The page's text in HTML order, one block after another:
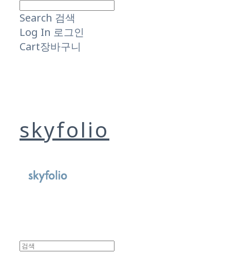
Search 검색
Log In 로그인
Cart장바구니
skyfolio